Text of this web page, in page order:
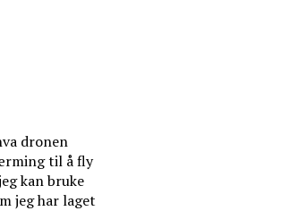
dronen
til å fly
kan bruke
jeg har laget